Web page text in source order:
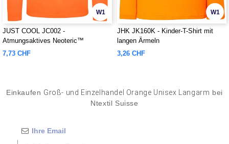
W1
JUST COOL JC002 -
Atmungsaktives Neoteric™
Langarm-T-Shirt
7,73 CHF
W1
JHK JK160K - Kinder-T-Shirt mit
langen Ärmeln
3,26 CHF
Einkaufen Groß- und Einzelhandel Orange Unisex Langarm bei
Ntextil Suisse